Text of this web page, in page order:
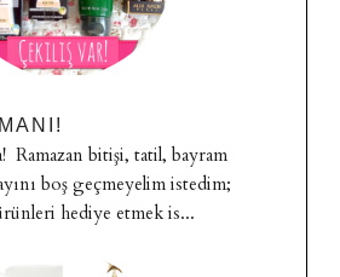
Ramazan bitişi, tatil, bayram
boş geçmeyelim istedim;
hediye etmek is...